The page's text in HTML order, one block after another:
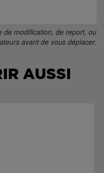
de modification, de report, ou
avant de vous déplacer.
AUSSI